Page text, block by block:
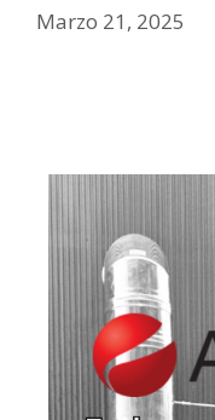
Marzo 21, 2025